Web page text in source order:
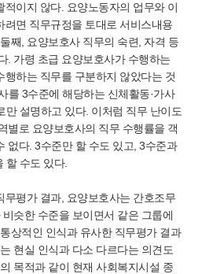
이지 않다. 요양노동자의 업무와 이
려면 직무규정을 토대로 서비스내용
째, 요양보호사 직무의 숙련, 자격 등
. 가령 초급 요양보호사가 수행하는
행하는 직무를 구분하지 않았다는 것
를 3수준에 해당하는 신체활동·가사
만 설명하고 있다. 이처럼 직무 난이도
별로 요양보호사의 직무 수행률을 객
없다. 3수준만 할 수도 있고, 3수준과
할 수도 있다.
평가 결과, 요양보호사는 간호조무
슷한 수준을 보이면서 같은 그룹에
상적인 인식과 유사한 직무평가 결과
현실 인식과 다소 다르다는 의견도
목적과 같이 현재 사회복지시설 종